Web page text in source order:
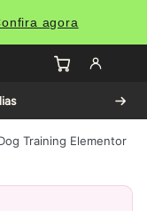
agora
Training Elementor